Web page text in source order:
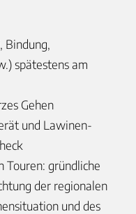
Bindung,
spätestens am
Gehen
und Lawinen-
Touren: gründliche
der regionalen
und des